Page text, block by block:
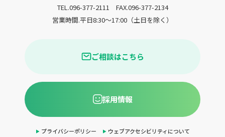
TEL.096-377-2111
FAX.096-377-2134
営業時間.平日8:30〜17:00（土日を除く）
ご相談はこちら
採用情報
プライバシーポリシー ウェブアクセシビリティについて